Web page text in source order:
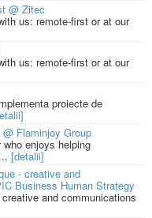
@ Zitec
us: remote-first or at our
us: remote-first or at our
proiecte de
Flaminjoy Group
enjoys helping
[detalii]
- creative and
Business Human Strategy
and communications